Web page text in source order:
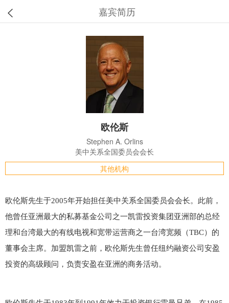
嘉宾简历
欧伦斯
Stephen A. Orlins
美中关系全国委员会会长
其他机构
欧伦斯先生于2005年开始担任美中关系全国委员会会长。此前，
他曾任亚洲最大的私募基金公司之一凯雷投资集团亚洲部的总经
理和台湾最大的有线电视和宽带运营商之一台湾宽频（TBC）的
董事会主席。加盟凯雷之前，欧伦斯先生曾任纽约融资公司安盈
投资的高级顾问，负责安盈在亚洲的商务活动。